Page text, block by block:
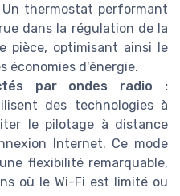
thermostat performant
dans la régulation de la
pièce, optimisant ainsi le
économies d'énergie.
par ondes radio :
des technologies à
le pilotage à distance
Internet. Ce mode
flexibilité remarquable,
où le Wi-Fi est limité ou